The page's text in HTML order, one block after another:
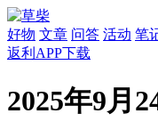
好物 文章 问答 活动 笔
返利APP下载
2025年9月